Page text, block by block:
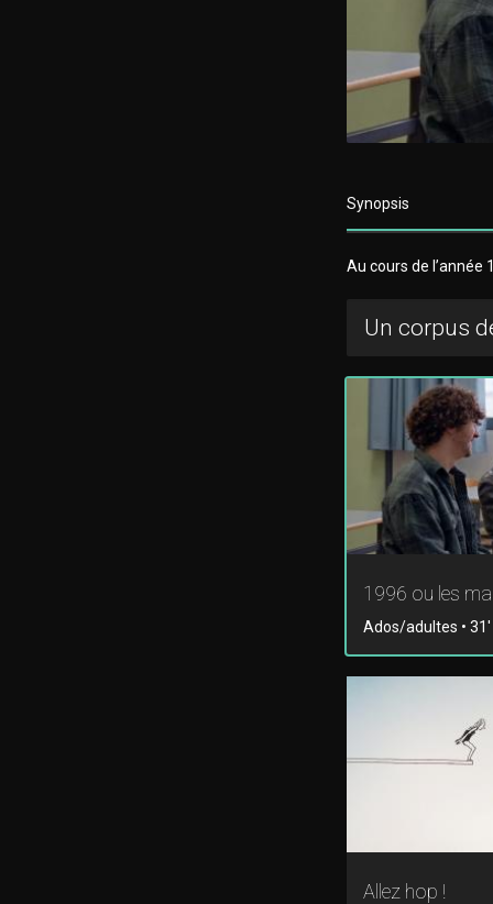
Synopsis
Au cours de l’année
Un corpus
1996 ou les
Ados/adultes • 31'
Allez hop !